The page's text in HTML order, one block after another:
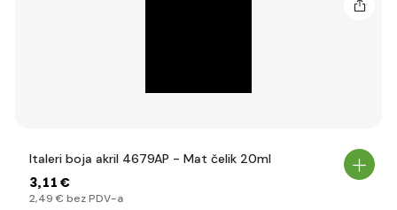
Italeri boja akril 4679AP - Mat čelik 20ml
3,11 €
2,49 € bez PDV-a